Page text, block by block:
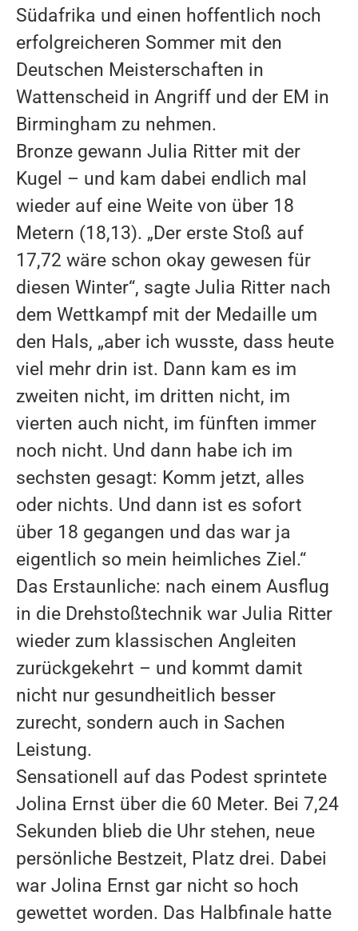
VEREIN
TRAINER
MEDIZINISCHE BETREUUNG
REKORDE
Südafrika und einen hoffentlich noch
erfolgreicheren Sommer mit den
Deutschen Meisterschaften in
Wattenscheid in Angriff und der EM in
Birmingham zu nehmen.
Bronze gewann Julia Ritter mit der
Kugel – und kam dabei endlich mal
wieder auf eine Weite von über 18
Metern (18,13). „Der erste Stoß auf
17,72 wäre schon okay gewesen für
diesen Winter“, sagte Julia Ritter nach
dem Wettkampf mit der Medaille um
den Hals, „aber ich wusste, dass heute
viel mehr drin ist. Dann kam es im
zweiten nicht, im dritten nicht, im
vierten auch nicht, im fünften immer
noch nicht. Und dann habe ich im
sechsten gesagt: Komm jetzt, alles
oder nichts. Und dann ist es sofort
über 18 gegangen und das war ja
eigentlich so mein heimliches Ziel.“
Das Erstaunliche: nach einem Ausflug
in die Drehstoßtechnik war Julia Ritter
wieder zum klassischen Angleiten
zurückgekehrt – und kommt damit
nicht nur gesundheitlich besser
zurecht, sondern auch in Sachen
Leistung.
Sensationell auf das Podest sprintete
Jolina Ernst über die 60 Meter. Bei 7,24
Sekunden blieb die Uhr stehen, neue
persönliche Bestzeit, Platz drei. Dabei
war Jolina Ernst gar nicht so hoch
gewettet worden. Das Halbfinale hatte